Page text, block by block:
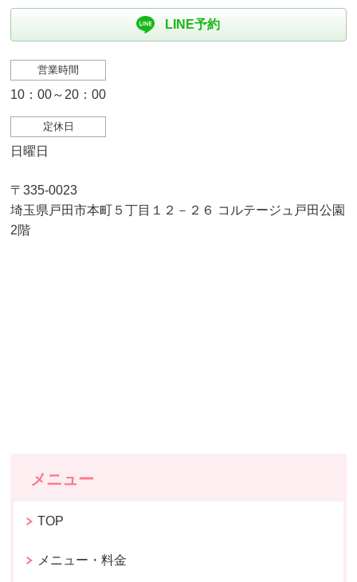
LINE予約
営業時間
10：00～20：00
定休日
日曜日
〒335-0023
埼玉県戸田市本町５丁目１２－２６ コルテージュ戸田公園
2階
メニュー
TOP
メニュー・料金